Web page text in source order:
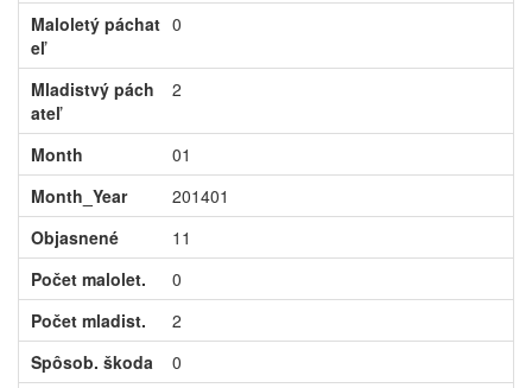
Maloletý páchat
eľ
0
Mladistvý pách
ateľ
2
Month
01
Month_Year
201401
Objasnené
11
Počet malolet.
0
Počet mladist.
2
Spôsob. škoda
0